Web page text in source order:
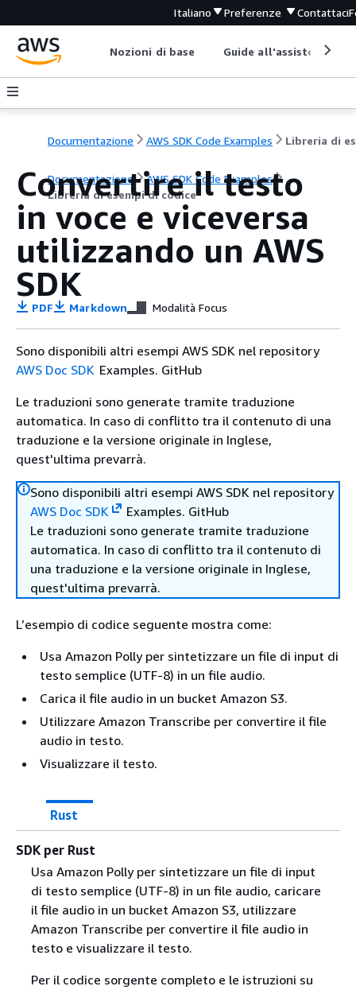
Italiano Preferenze Contattaci
Nozioni di base Guide all'assistenza
Documentazione AWS SDK Code Examples
Documentazione
AWS SDK Code Examples
Libreria di esempi di codice
Convertire il testo
in voce e viceversa
utilizzando un AWS
SDK
PDF Markdown Modalità Focus
Sono disponibili altri esempi AWS SDK nel repository
AWS Doc SDK Examples. GitHub
Le traduzioni sono generate tramite traduzione
automatica. In caso di conflitto tra il contenuto di una
traduzione e la versione originale in Inglese,
quest'ultima prevarrà.
Sono disponibili altri esempi AWS SDK nel repository
AWS Doc SDK
Examples. GitHub
Le traduzioni sono generate tramite traduzione
automatica. In caso di conflitto tra il contenuto di
una traduzione e la versione originale in Inglese,
quest'ultima prevarrà.
L’esempio di codice seguente mostra come:
Usa Amazon Polly per sintetizzare un file di input di
testo semplice (UTF-8) in un file audio.
Carica il file audio in un bucket Amazon S3.
Utilizzare Amazon Transcribe per convertire il file
audio in testo.
Visualizzare il testo.
Rust
SDK per Rust
Usa Amazon Polly per sintetizzare un file di input
di testo semplice (UTF-8) in un file audio, caricare
il file audio in un bucket Amazon S3, utilizzare
Amazon Transcribe per convertire il file audio in
testo e visualizzare il testo.
Per il codice sorgente completo e le istruzioni su